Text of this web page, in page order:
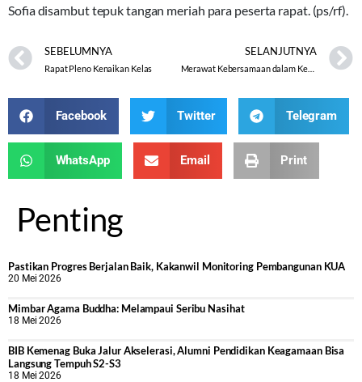
Sofia disambut tepuk tangan meriah para peserta rapat. (ps/rf).
SEBELUMNYA
Rapat Pleno Kenaikan Kelas
SELANJUTNYA
Merawat Kebersamaan dalam Kebhinekaan
Facebook Twitter Telegram
WhatsApp Email Print
Penting
Pastikan Progres Berjalan Baik, Kakanwil Monitoring Pembangunan KUA
20 Mei 2026
Mimbar Agama Buddha: Melampaui Seribu Nasihat
18 Mei 2026
BIB Kemenag Buka Jalur Akselerasi, Alumni Pendidikan Keagamaan Bisa
Langsung Tempuh S2-S3
18 Mei 2026